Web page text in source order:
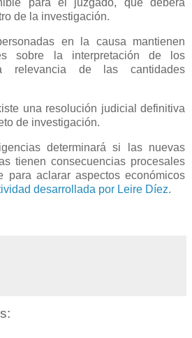
para el juzgado, que deberá
de la investigación.
en la causa mantienen
sobre la interpretación de los
de las cantidades
una resolución judicial definitiva
de investigación.
determinará si las nuevas
tienen consecuencias procesales
para aclarar aspectos económicos
desarrollada por Leire Díez.